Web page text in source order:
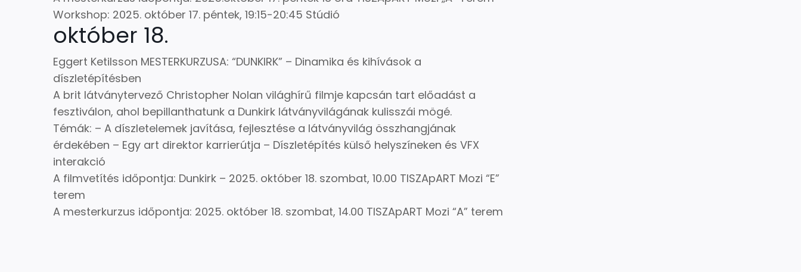
Workshop: 2025. október 17. péntek, 19:15-20:45 Stúdió
október 18.
Eggert Ketilsson MESTERKURZUSA: “DUNKIRK” – Dinamika és kihívások a
díszletépítésben
A brit látványtervező Christopher Nolan világhírű filmje kapcsán tart előadást a
fesztiválon, ahol bepillanthatunk a Dunkirk látványvilágának kulisszái mögé.
Témák: – A díszletelemek javítása, fejlesztése a látványvilág összhangjának
érdekében – Egy art direktor karrierútja – Díszletépítés külső helyszíneken és VFX
interakció
A filmvetítés időpontja: Dunkirk – 2025. október 18. szombat, 10.00 TISZApART Mozi “E”
terem
A mesterkurzus időpontja: 2025. október 18. szombat, 14.00 TISZApART Mozi “A” terem